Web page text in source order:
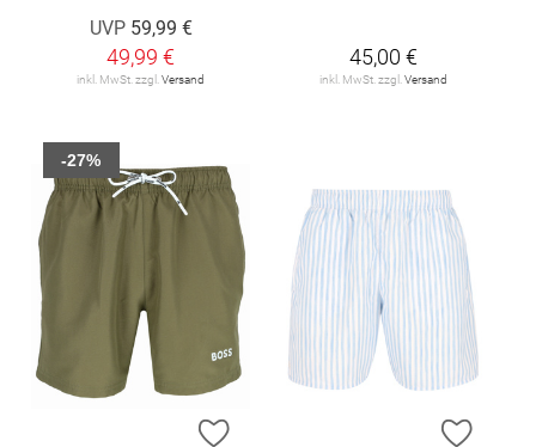
UVP 59,99 €
49,99 €
inkl. MwSt. zzgl.Versand
45,00 €
inkl. MwSt. zzgl.Versand
ZUR WUNSCHLISTE HINZUFÜGEN
-27%
ZUR